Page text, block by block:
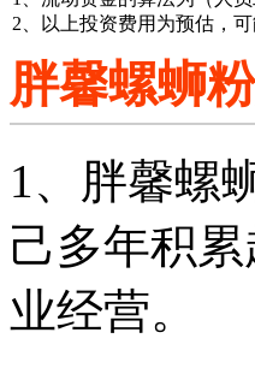
2、以上投资费用为预估，
胖馨螺蛳
1、胖馨螺
己多年积
业经营。